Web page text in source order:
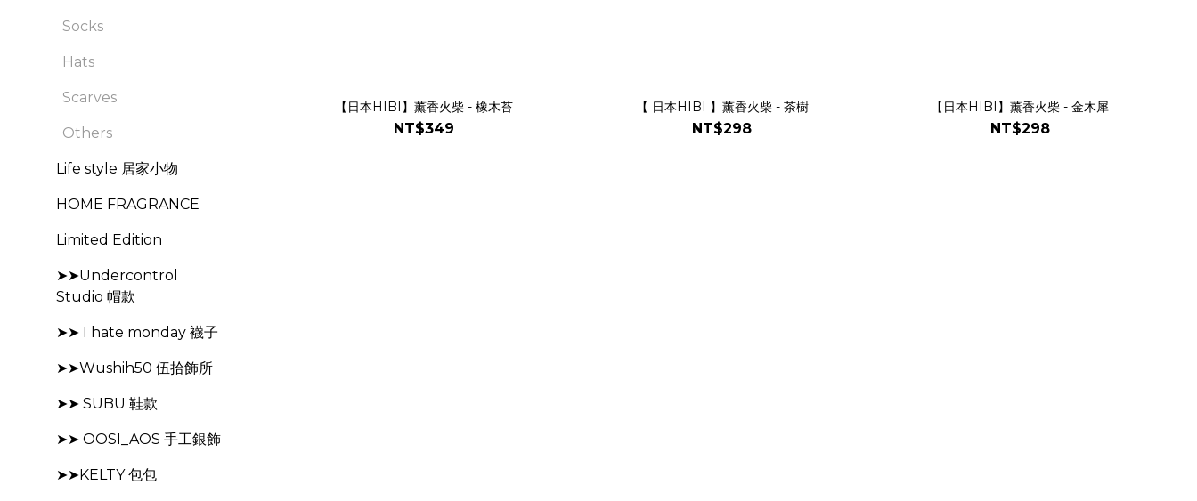
Socks
Hats
Scarves
Others
Life style 居家小物
HOME FRAGRANCE
Limited Edition
➤➤Undercontrol
Studio 帽款
➤➤ I hate monday 襪子
➤➤Wushih50 伍拾飾所
➤➤ SUBU 鞋款
➤➤ OOSI_AOS 手工銀飾
➤➤KELTY 包包
【日本HIBI】薰香火柴 - 橡木苔
NT$349
【 日本HIBI 】薰香火柴 - 茶樹
NT$298
【日本HIBI】薰香火柴 - 金木犀
NT$298